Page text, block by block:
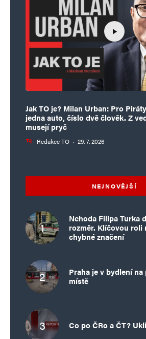
Jak TO je? Milan Urban: Pro
jedna auto, číslo dvě člověk. Z
musejí pryč
Redakce TO · 29. 7. 2026
NEJNOVĚJŠÍ
Nehoda Filipa Turka
rozměr. Klíčovou roli
chybné značení
Praha je v bydlení
místě
Co po ČRo a ČT?